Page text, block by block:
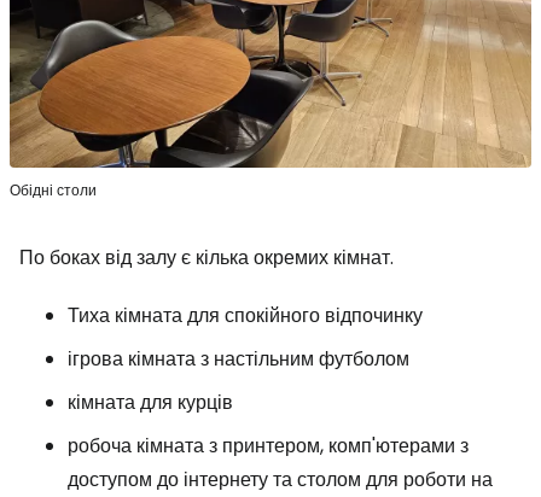
Обідні столи
По боках від залу є кілька окремих кімнат.
Тиха кімната для спокійного відпочинку
ігрова кімната з настільним футболом
кімната для курців
робоча кімната з принтером, комп'ютерами з
доступом до інтернету та столом для роботи на